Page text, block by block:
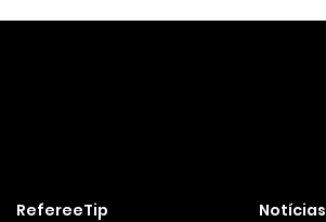
RefereeTip Notícias